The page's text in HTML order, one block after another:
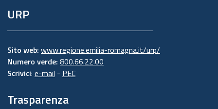
URP
Sito web: www.regione.emilia-romagna.it/urp/
Numero verde: 800.66.22.00
Scrivici: e-mail - PEC
Trasparenza